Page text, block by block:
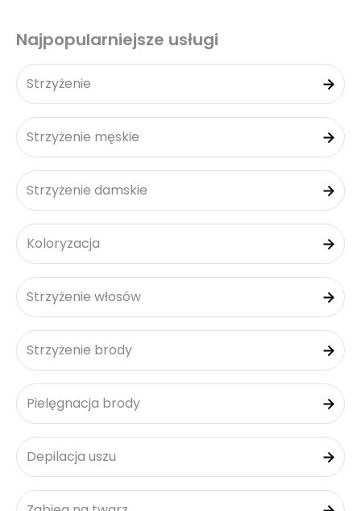
Najpopularniejsze usługi
Strzyżenie
Strzyżenie męskie
Strzyżenie damskie
Koloryzacja
Strzyżenie włosów
Strzyżenie brody
Pielęgnacja brody
Depilacja uszu